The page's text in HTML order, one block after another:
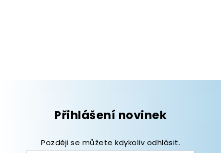
Přihlášení novinek
Později se můžete kdykoliv odhlásit.